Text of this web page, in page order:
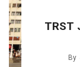
TRST
By